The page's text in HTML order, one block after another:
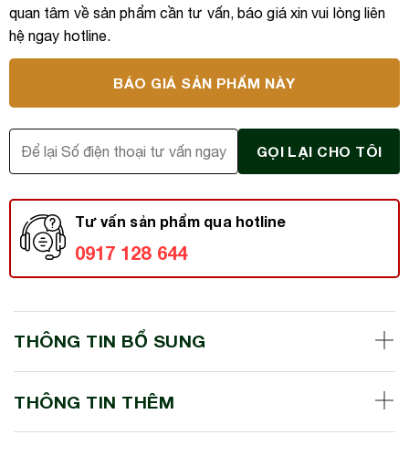
quan tâm về sản phẩm cần tư vấn, báo giá xin vui lòng liên
hệ ngay hotline.
BÁO GIÁ SẢN PHẨM NÀY
Tư vấn sản phẩm qua hotline
0917 128 644
THÔNG TIN BỔ SUNG
THÔNG TIN THÊM